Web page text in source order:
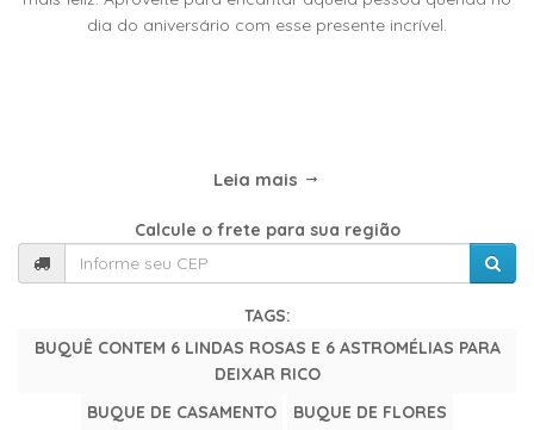
TIPOS
9
0464
dia do aniversário com esse presente incrível.
Leia mais
Calcule o frete para sua região
TAGS:
BUQUÊ CONTEM 6 LINDAS ROSAS E 6 ASTROMÉLIAS PARA
DEIXAR RICO
BUQUE DE CASAMENTO
BUQUE DE FLORES